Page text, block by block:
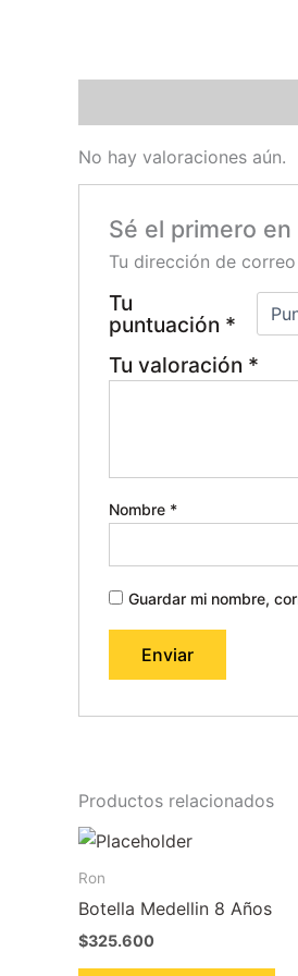
No hay valoraciones aún.
Sé el primero en
Tu dirección de
Tu
puntuación *
Tu valoración *
Nombre *
Guardar mi nombre,
Productos relacionados
Ron
Botella Medellin 8 Años
$325.600